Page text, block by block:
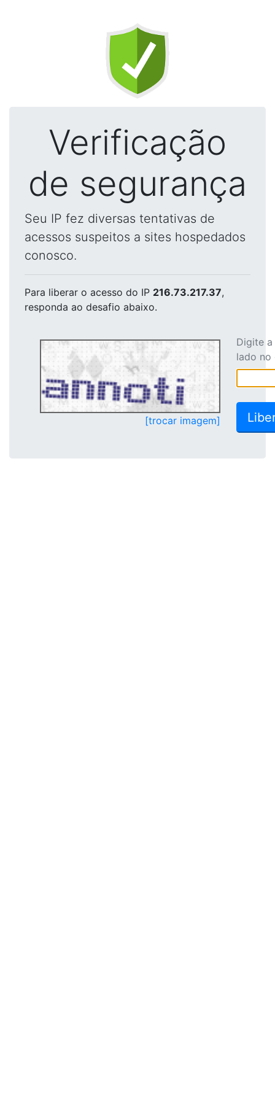
Verificação
de segurança
Seu IP fez diversas tentativas de
acessos suspeitos a sites hospedados
conosco.
Para liberar o acesso do IP 216.73.217.37,
responda ao desafio abaixo.
[trocar imagem]
Digite
lado no